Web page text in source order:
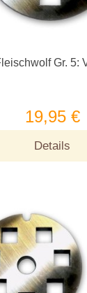
Gr. 5:
19,95 €
Details